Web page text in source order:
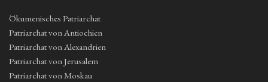
Ökumenisches Patriarchat
Patriarchat von Antiochien
Patriarchat von Alexandrien
Patriarchat von Jerusalem
Patriarchat von Moskau